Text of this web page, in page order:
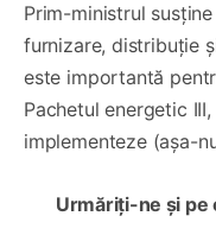
Prim-ministrul
furnizare, distribuție
este importantă
Pachetul energetic
implementeze (așa-
Urmăriți-ne și pe